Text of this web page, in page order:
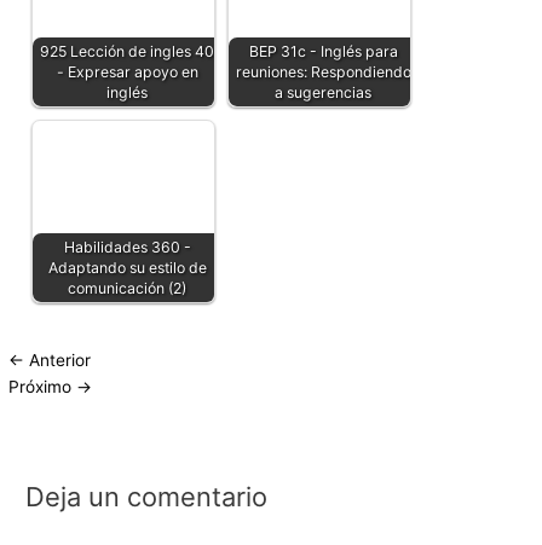
925 Lección de ingles 40
- Expresar apoyo en
inglés
BEP 31c - Inglés para
reuniones: Respondiendo
a sugerencias
Habilidades 360 -
Adaptando su estilo de
comunicación (2)
← Anterior
Próximo →
Deja un comentario